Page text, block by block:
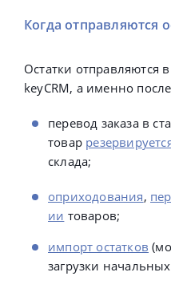
Когда отправляются
Остатки отправляются
keyCRM, а именно
перевод заказа в
товар
склада;
оприходования,
ии товаров;
импорт остатков
загрузки